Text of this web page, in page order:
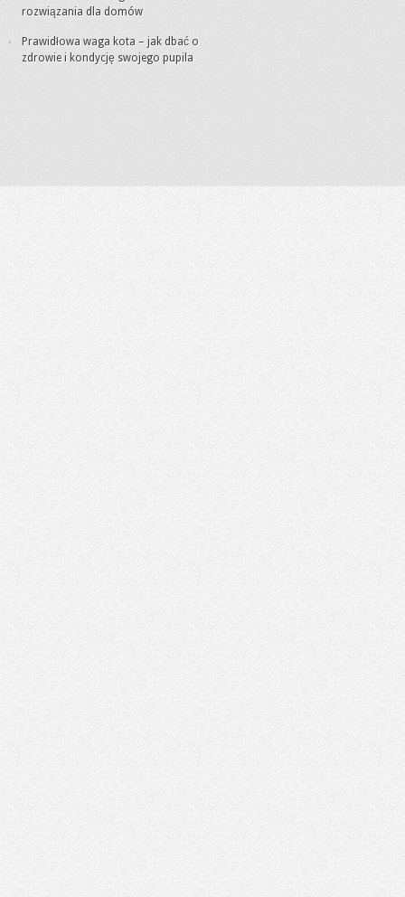
rozwiązania dla domów
Prawidłowa waga kota – jak dbać o
zdrowie i kondycję swojego pupila